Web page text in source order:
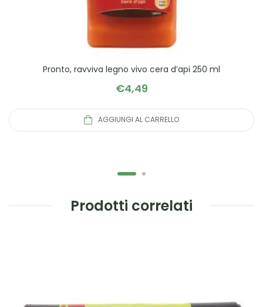
Pronto, ravviva legno vivo cera d’api 250 ml
€4,49
AGGIUNGI AL CARRELLO
Prodotti correlati